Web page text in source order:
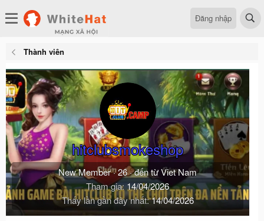
Đăng nhập
Thành viên
hitclubsmokeshop
New Member·26·đến từViet Nam
Tham gia 14/04/2026
Thấy lần gần đây nhất 14/04/2026